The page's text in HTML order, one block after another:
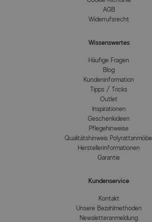
AGB
Widerrufsrecht
Wissenswertes
Häufige Fragen
Blog
Kundeninformation
Tipps / Tricks
Outlet
Inspirationen
Geschenkideen
Pflegehinweise
Qualitätshinweis Polyrattanmöbel
Herstellerinformationen
Garantie
Kundenservice
Kontakt
Unsere Bezahlmethoden
Newsletteranmeldung